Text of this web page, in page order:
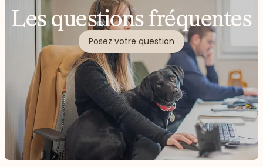
Les questions fréquentes
Posez votre question